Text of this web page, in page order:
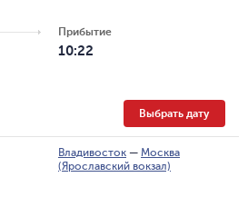
Прибытие
10:22
Выбрать дату
Владивосток — Москва
(Ярославский вокзал)